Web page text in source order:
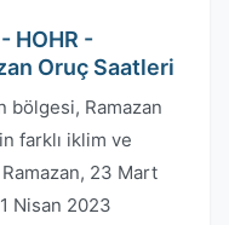
HOHR -
Oruç Saatleri
bölgesi, Ramazan
farklı iklim ve
23 Mart
Nisan 2023